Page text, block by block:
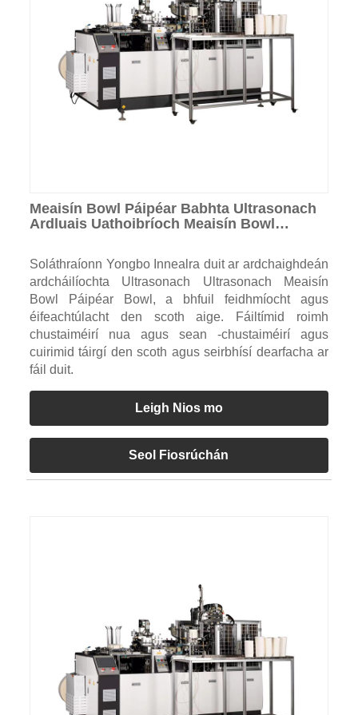
Meaisín Bowl Páipéar Babhta Ultrasonach
Ardluais Uathoibríoch Meaisín Bowl
Soláthraíonn Yongbo Innealra duit ar ardchaighdeán
ardcháilíochta Ultrasonach Ultrasonach Meaisín
Bowl Páipéar Bowl, a bhfuil feidhmíocht agus
éifeachtúlacht den scoth aige. Fáiltímid roimh
chustaiméirí nua agus sean -chustaiméirí agus
cuirimid táirgí den scoth agus seirbhísí dearfacha ar
fáil duit.
Leigh Nios mo
Seol Fiosrúchán